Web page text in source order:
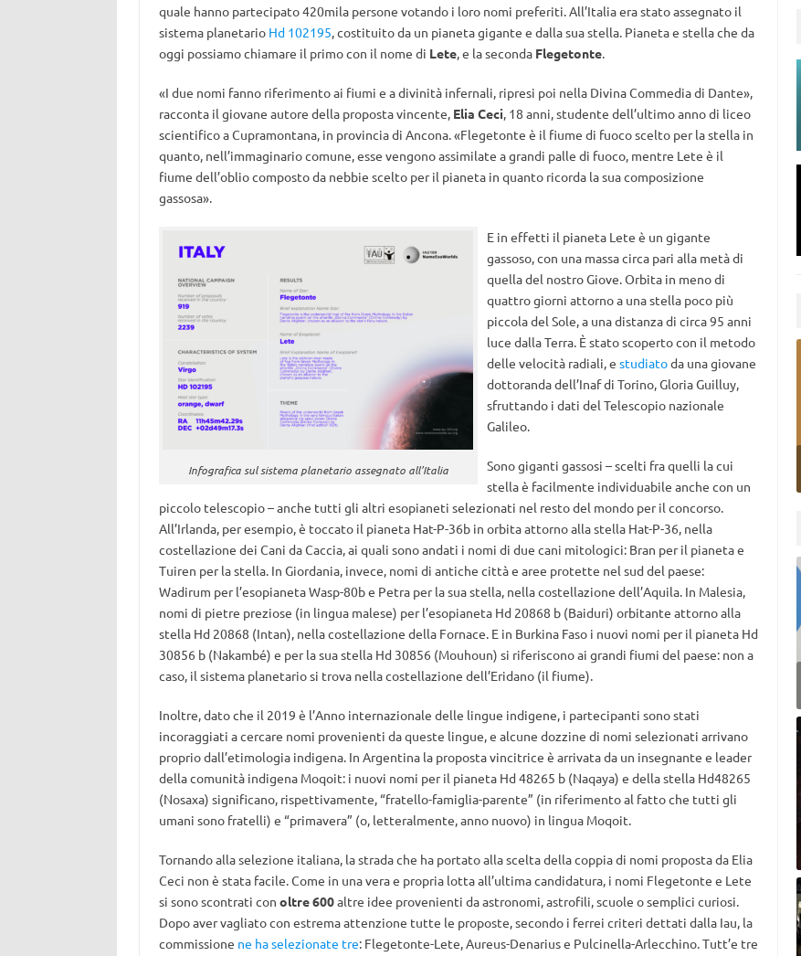
quale hanno partecipato 420mila persone votando i loro nomi preferiti. All’Italia era stato assegnato il
sistema planetario Hd 102195, costituito da un pianeta gigante e dalla sua stella. Pianeta e stella che da
oggi possiamo chiamare il primo con il nome di Lete, e la seconda Flegetonte.
«I due nomi fanno riferimento ai fiumi e a divinità infernali, ripresi poi nella Divina Commedia di Dante»,
racconta il giovane autore della proposta vincente, Elia Ceci, 18 anni, studente dell’ultimo anno di liceo
scientifico a Cupramontana, in provincia di Ancona. «Flegetonte è il fiume di fuoco scelto per la stella in
quanto, nell’immaginario comune, esse vengono assimilate a grandi palle di fuoco, mentre Lete è il
fiume dell’oblio composto da nebbie scelto per il pianeta in quanto ricorda la sua composizione
gassosa».
Infografica sul sistema planetario assegnato all’Italia
E in effetti il pianeta Lete è un gigante
gassoso, con una massa circa pari alla metà di
quella del nostro Giove. Orbita in meno di
quattro giorni attorno a una stella poco più
piccola del Sole, a una distanza di circa 95 anni
luce dalla Terra. È stato scoperto con il metodo
delle velocità radiali, e studiatoda una giovane
dottoranda dell’Inaf di Torino, Gloria Guilluy,
sfruttando i dati del Telescopio nazionale
Galileo.
Sono giganti gassosi – scelti fra quelli la cui
stella è facilmente individuabile anche con un
piccolo telescopio – anche tutti gli altri esopianeti selezionati nel resto del mondo per il concorso.
All’Irlanda, per esempio, è toccato il pianeta Hat-P-36b in orbita attorno alla stella Hat-P-36, nella
costellazione dei Cani da Caccia, ai quali sono andati i nomi di due cani mitologici: Bran per il pianeta e
Tuiren per la stella. In Giordania, invece, nomi di antiche città e aree protette nel sud del paese:
Wadirum per l’esopianeta Wasp-80b e Petra per la sua stella, nella costellazione dell’Aquila. In Malesia,
nomi di pietre preziose (in lingua malese) per l’esopianeta Hd 20868 b (Baiduri) orbitante attorno alla
stella Hd 20868 (Intan), nella costellazione della Fornace. E in Burkina Faso i nuovi nomi per il pianeta Hd
30856 b (Nakambé) e per la sua stella Hd 30856 (Mouhoun) si riferiscono ai grandi fiumi del paese: non a
caso, il sistema planetario si trova nella costellazione dell’Eridano (il fiume).
Inoltre, dato che il 2019 è l’Anno internazionale delle lingue indigene, i partecipanti sono stati
incoraggiati a cercare nomi provenienti da queste lingue, e alcune dozzine di nomi selezionati arrivano
proprio dall’etimologia indigena. In Argentina la proposta vincitrice è arrivata da un insegnante e leader
della comunità indigena Moqoit: i nuovi nomi per il pianeta Hd 48265 b (Naqaya) e della stella Hd48265
(Nosaxa) significano, rispettivamente, “fratello-famiglia-parente” (in riferimento al fatto che tutti gli
umani sono fratelli) e “primavera” (o, letteralmente, anno nuovo) in lingua Moqoit.
Tornando alla selezione italiana, la strada che ha portato alla scelta della coppia di nomi proposta da Elia
Ceci non è stata facile. Come in una vera e propria lotta all’ultima candidatura, i nomi Flegetonte e Lete
si sono scontrati con oltre 600altre idee provenienti da astronomi, astrofili, scuole o semplici curiosi.
Dopo aver vagliato con estrema attenzione tutte le proposte, secondo i ferrei criteri dettati dalla Iau, la
commissione ne ha selezionate tre: Flegetonte-Lete, Aureus-Denarius e Pulcinella-Arlecchino. Tutt’e tre